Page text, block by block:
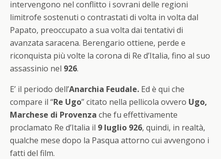
intervengono nel conflitto i sovrani delle regioni
limitrofe sostenuti o contrastati di volta in volta dal
Papato, preoccupato a sua volta dai tentativi di
avanzata saracena. Berengario ottiene, perde e
riconquista più volte la corona di Re d’Italia, fino al suo
assassinio nel 926.
E’ il periodo dell’Anarchia Feudale. Ed è qui che
compare il “Re Ugo” citato nella pellicola ovvero Ugo,
Marchese di Provenza che fu effettivamente
proclamato Re d’Italia il 9 luglio 926, quindi, in realtà,
qualche mese dopo la Pasqua attorno cui avvengono i
fatti del film.